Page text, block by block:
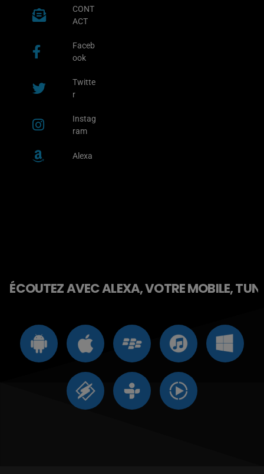
CONT
ACT
Faceb
ook
Twitte
r
Instag
ram
Alexa
ÉCOUTEZ AVEC ALEXA, VOTRE MOBILE,